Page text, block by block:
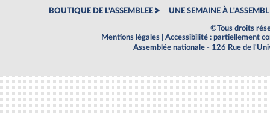
BOUTIQUE DE L'ASSEMBLEE UNE SEMAINE À
©Tous droits
Mentions légales
Accessibilité : partiellement
Assemblée nationale - 126 Rue de